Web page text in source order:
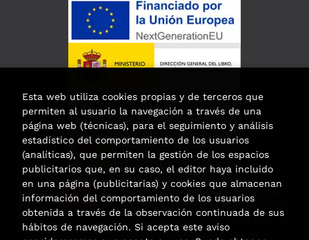
Esta actividad ha recibido una ayuda
para la modernización de las librerías de
la Comunidad de Madrid
correspondiente al año 2025.
Esta web utiliza cookies propias y de terceros que
permiten al usuario la navegación a través de una
página web (técnicas), para el seguimiento y análisis
estadístico del comportamiento de los usuarios
(analíticas), que permiten la gestión de los espacios
publicitarios que, en su caso, el editor haya incluido
en una página (publicitarias) y cookies que almacenan
información del comportamiento de los usuarios
obtenida a través de la observación continuada de sus
hábitos de navegación. Si acepta este aviso